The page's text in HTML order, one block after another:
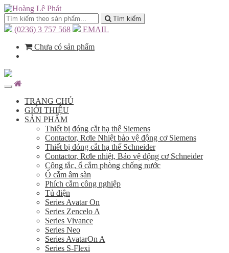
Tìm kiếm
(0236) 3 757 568
EMAIL
Chưa có sản phẩm
TRANG CHỦ
GIỚI THIỆU
SẢN PHẨM
Thiết bị đóng cắt hạ thế Siemens
Contactor, Rơle Nhiệt bảo vệ động cơ Siemens
Thiết bị đóng cắt hạ thế Schneider
Contactor, Rơle nhiệt, Bảo vệ động cơ Schneider
Công tắc, ổ cắm phòng chống nước
Ổ cắm âm sàn
Phích cắm công nghiệp
Tủ điện
Series Avatar On
Series Zencelo A
Series Vivance
Series Neo
Series AvatarOn A
Series S-Flexi